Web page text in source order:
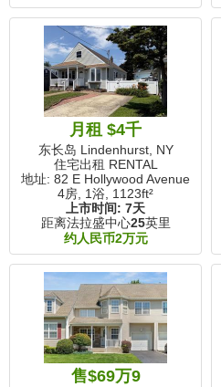
月租 $4千
东长岛 Lindenhurst, NY
住宅出租 RENTAL
地址: 82 E Hollywood Avenue
4房, 1浴, 1123ft²
上市时间: 7天
距离法拉盛中心25英里
约人民币2万元
售$69万9